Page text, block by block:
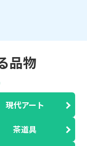
品物
現代アート
茶道具